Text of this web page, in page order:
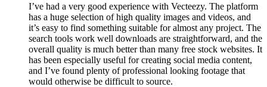
I’ve had a very good experience with Vecteezy. The platform
has a huge selection of high quality images and videos, and
it’s easy to find something suitable for almost any project. The
search tools work well downloads are straightforward, and the
overall quality is much better than many free stock websites. It
has been especially useful for creating social media content,
and I’ve found plenty of professional looking footage that
would otherwise be difficult to source.